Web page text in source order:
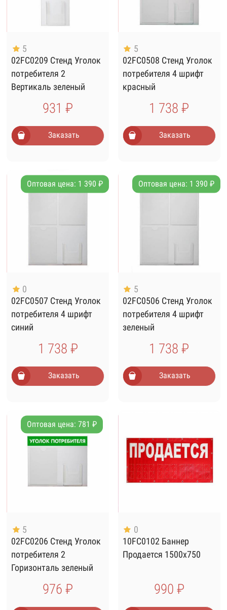
5
02FC0209 Стенд Уголок
потребителя 2
Вертикаль зеленый
931 ₽
Заказать
5
02FC0508 Стенд Уголок
потребителя 4 шрифт
красный
1 738 ₽
Заказать
Оптовая цена: 1 390 ₽
0
02FC0507 Стенд Уголок
потребителя 4 шрифт
синий
1 738 ₽
Заказать
Оптовая цена: 1 390 ₽
5
02FC0506 Стенд Уголок
потребителя 4 шрифт
зеленый
1 738 ₽
Заказать
Оптовая цена: 781 ₽
5
02FC0206 Стенд Уголок
потребителя 2
Горизонталь зеленый
976 ₽
0
10FC0102 Баннер
Продается 1500х750
990 ₽